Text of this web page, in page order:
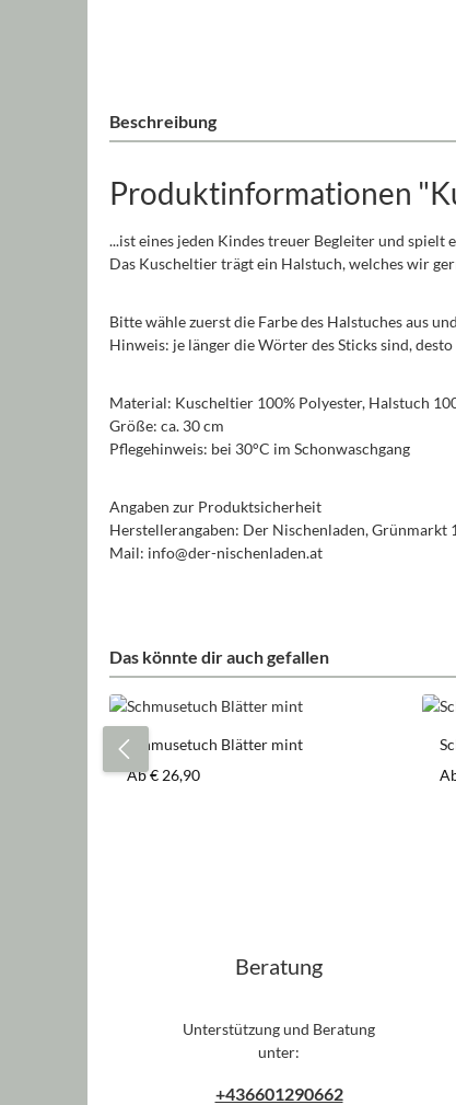
Beschreibung
Produktinformationen
...ist eines jeden Kindes treuer Begleiter und spielt
Das Kuscheltier trägt ein Halstuch, welches wir
Bitte wähle zuerst die Farbe des Halstuches aus
Hinweis: je länger die Wörter des Sticks sind,
Material: Kuscheltier 100% Polyester, Halstuch
Größe: ca. 30 cm
Pflegehinweis: bei 30°C im Schonwaschgang
Angaben zur Produktsicherheit
Herstellerangaben: Der Nischenladen, Grünmarkt
Mail: info@der-nischenladen.at
Das könnte dir auch gefallen
Produktgalerie überspringen
Schmusetuch Blätter mint
Regulärer Preis:
Ab€ 26,90
Beratung
Unterstützung und Beratung
unter:
+436601290662